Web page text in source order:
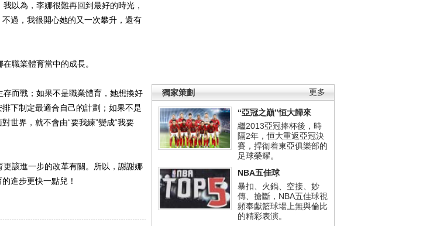
更多
獨家策劃
“亞冠之巔”恒大歸來
繼2013亞冠捧杯後，時
隔2年，恒大重返亞冠決
賽，捍衛着東亞俱樂部的
足球榮耀。
NBA五佳球
暴扣、火鍋、空接、妙
傳、搶斷，NBA五佳球視
頻奉獻籃球場上無與倫比
的精彩表演。
以為，李娜很難再回到最好的時光，
過，我很開心她的又一次攀升，還有
在職業體育當中的成長。
而戰；如果不是職業體育，她想換好
下制定最適合自己的計劃；如果不是
世界，就不會由“要我練”變成“我要
該進一步的改革有關。所以，謝謝娜
進步更快一點兒！